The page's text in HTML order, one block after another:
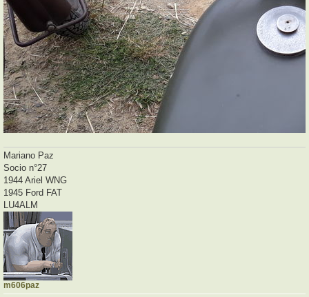
Mariano Paz
Socio n°27
1944 Ariel WNG
1945 Ford FAT
LU4ALM
m606paz